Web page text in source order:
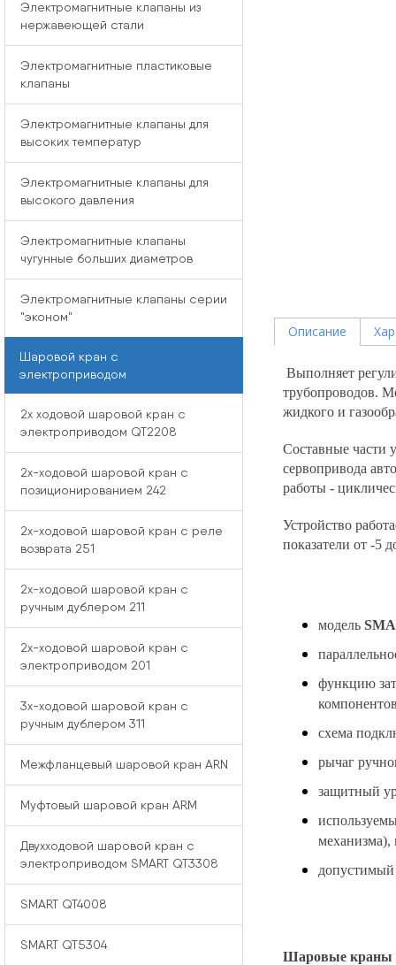
Описание
Выполняет
трубопроводов.
жидкого и
Составные части
сервопривода
работы -
Устройство
показатели от -5
модель
функцию
схема
рычаг
защитный
механизма),
допустимый
Шаровые краны
Электромагнитные клапаны из
нержавеющей стали
Электромагнитные пластиковые
клапаны
Электромагнитные клапаны для
высоких температур
Электромагнитные клапаны для
высокого давления
Электромагнитные клапаны
чугунные больших диаметров
Электромагнитные клапаны серии
"эконом"
Шаровой кран с
электроприводом
2x ходовой шаровой кран с
электроприводом QT2208
2x-ходовой шаровой кран с
позиционированием 242
2x-ходовой шаровой кран с реле
возврата 251
2x-ходовой шаровой кран с
ручным дублером 211
2x-ходовой шаровой кран с
электроприводом 201
3x-ходовой шаровой кран с
ручным дублером 311
Межфланцевый шаровой кран ARN
Муфтовый шаровой кран ARM
Двухходовой шаровой кран с
электроприводом SMART QT3308
SMART QT4008
SMART QT5304